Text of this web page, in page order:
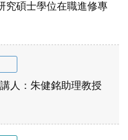
究碩士學位在職進修專
人：朱健銘助理教授